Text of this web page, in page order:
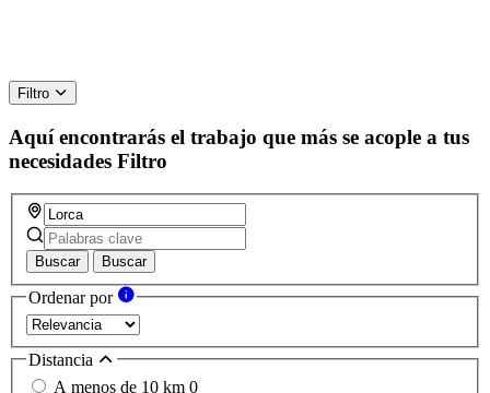
Filtro
Aquí encontrarás el trabajo que más se acople a tus
necesidades Filtro
Buscar Buscar
Ordenar por
Distancia
A menos de 10 km 0